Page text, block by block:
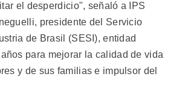
el desperdicio", señaló a IPS
presidente del Servicio
de Brasil (SESI), entidad
para mejorar la calidad de vida
y de sus familias e impulsor del